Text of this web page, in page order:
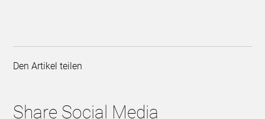
Den Artikel teilen
Share Social Media